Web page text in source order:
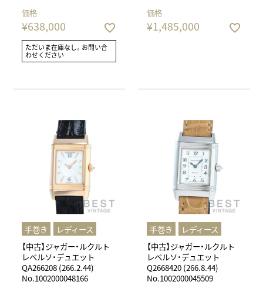
価格
¥638,000
ただいま在庫なし。お問い合
わせください
価格
¥1,485,000
⼿巻き
レディース
【中古】ジャガー・ルクルト
レベルソ・デュエット
QA266208 (266.2.44)
No.1002000048166
⼿巻き
レディース
【中古】ジャガー・ルクルト
レベルソ・デュエット
Q2668420 (266.8.44)
No.1002000045509